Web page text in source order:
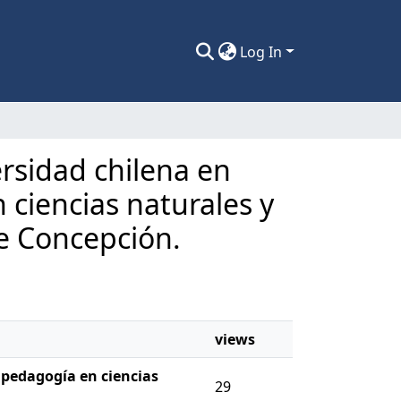
Log In
chilena en
naturales y
Concepción.
views
en ciencias
29